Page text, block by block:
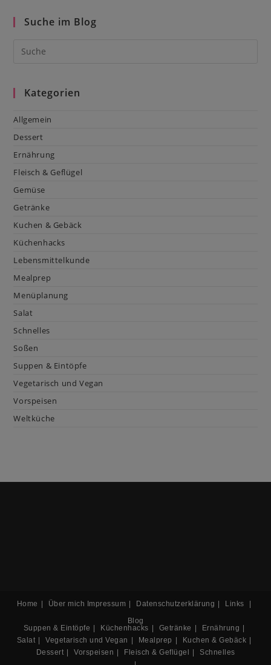
Suche im Blog
Kategorien
Allgemein
Dessert
Ernährung
Fleisch & Geflügel
Gemüse
Getränke
Kuchen & Gebäck
Küchenhacks
Lebensmittelkunde
Mealprep
Menüplanung
Salat
Schnelles
Soßen
Suppen & Eintöpfe
Vegetarisch und Vegan
Vorspeisen
Weltküche
Home Über mich Impressum Datenschutzerklärung
Links
Blog
Suppen & Eintöpfe
Küchenhacks Getränke
Ernährung
Salat
Vegetarisch und Vegan Mealprep
Kuchen & Gebäck
Dessert
Vorspeisen Fleisch & Geflügel Schnelles